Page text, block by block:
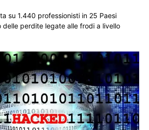
su 1.440 professionisti in 25 Paesi
delle perdite legate alle frodi a livello